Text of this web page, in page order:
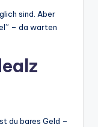
sind. Aber
– da warten
du bares Geld –